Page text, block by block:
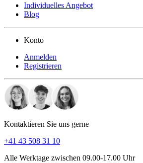
Individuelles Angebot
Blog
Konto
Anmelden
Registrieren
Kontaktieren Sie uns gerne
+41 43 508 31 10
Alle Werktage zwischen 09.00-17.00 Uhr